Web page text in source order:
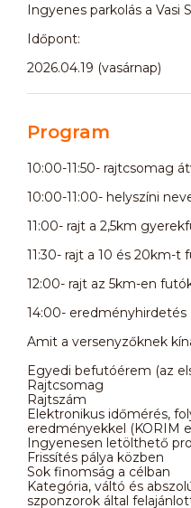
Ingyenes parkolás a Vasi
Időpont:
2026.04.19 (vasárnap)
Program
10:00-11:50- rajtcsomag
10:00-11:00- helyszíni
11:00- rajt a 2,5km
11:30- rajt a 10 és 20km-t
12:00- rajt az 5km-en
14:00- eredményhirdetés
Amit a versenyzőknek
Egyedi befutóérem (az
Rajtcsomag
Rajtszám
Elektronikus időmérés,
eredményekkel (KORIM
Ingyenesen letölthető
Frissítés pálya közben
Sok finomság a célban
Kategória, váltó és
szponzorok által